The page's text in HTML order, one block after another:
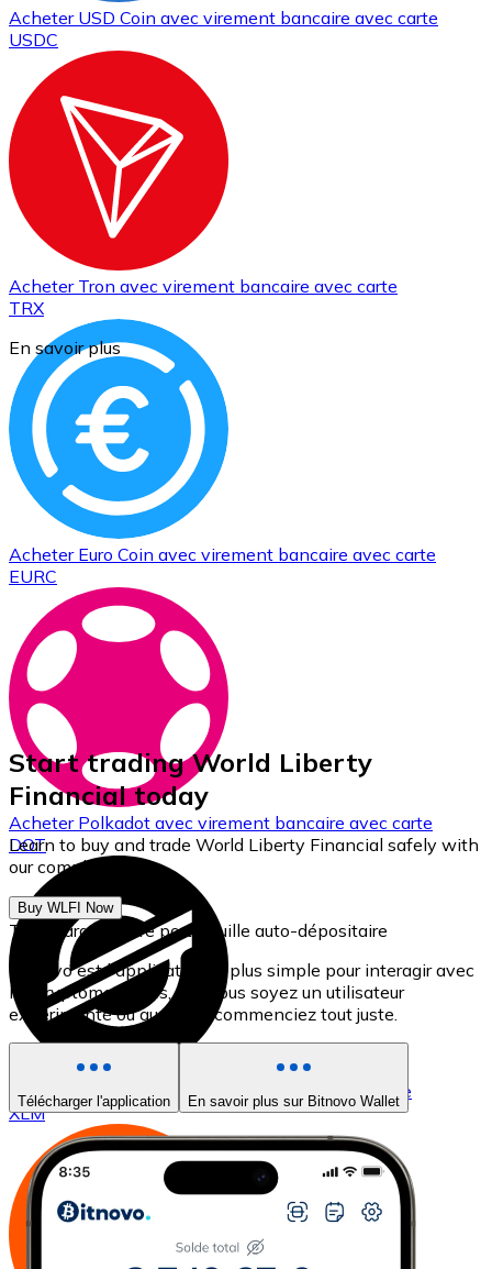
Acheter USD Coin avec virement bancaire avec carte
USDC
Acheter Tron avec virement bancaire avec carte
TRX
Acheter Euro Coin avec virement bancaire avec carte
EURC
Acheter Polkadot avec virement bancaire avec carte
DOT
Acheter Stellaravec virement bancaire avec carte
XLM
En savoir plus
Start trading World Liberty
Financial today
Learn to buy and trade World Liberty Financial safely with
our complete guide.
Buy WLFI Now
Téléchargez notre portefeuille auto-dépositaire
Bitnovo est l'application la plus simple pour interagir avec
les cryptomonnaies, que vous soyez un utilisateur
expérimenté ou que vous commenciez tout juste.
Télécharger l'application En savoir plus sur Bitnovo Wallet